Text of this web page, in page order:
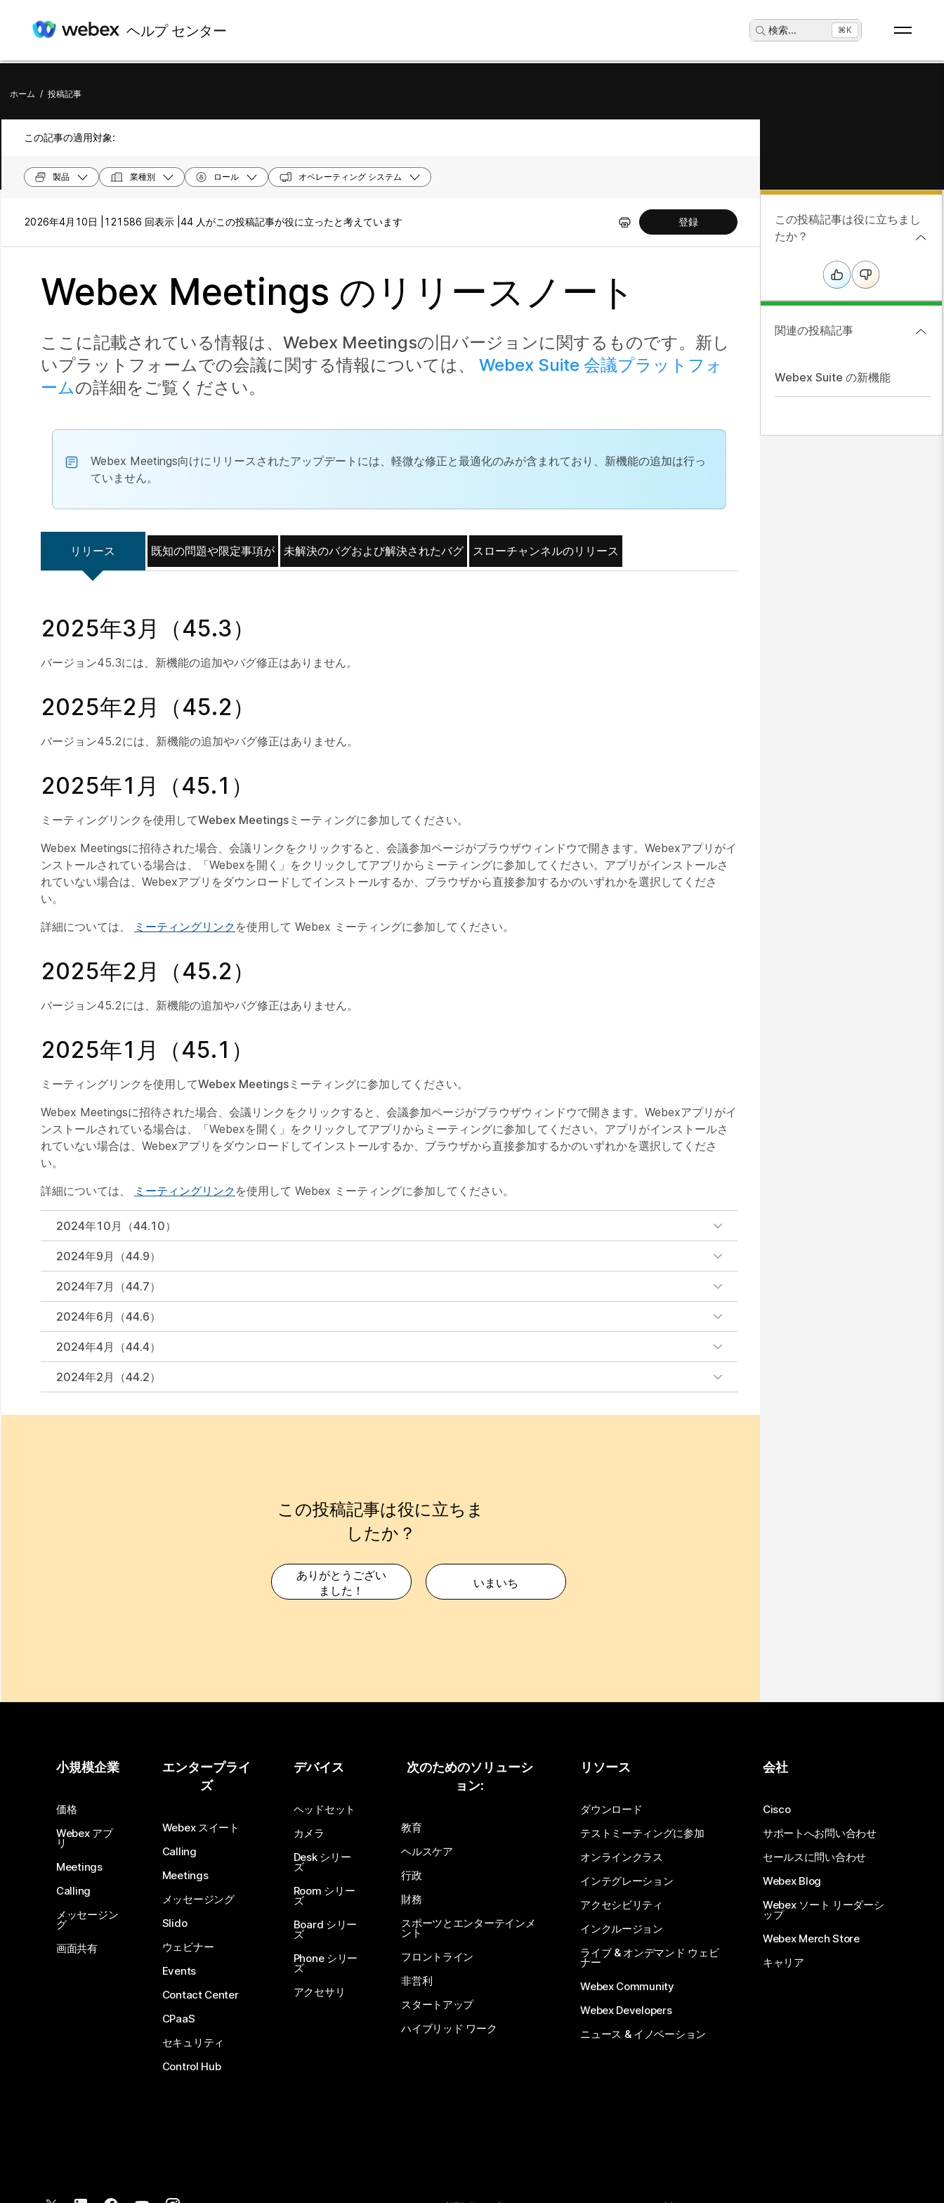
ヘルプ センター 検索... ⌘K
ホーム / 投稿記事
この記事の適用対象:
製品 業種別 ロール オペレーティング システム
2026年4月10日 | 121586 回表示 | 44 人がこの投稿記事が役に立ったと考えています 登録
Webex Meetings のリリースノート
ここに記載されている情報は、Webex Meetingsの旧バージョンに関するものです。新し
いプラットフォームでの会議に関する情報については、 Webex Suite 会議プラットフォ
ームの詳細をご覧ください。
Webex Meetings向けにリリースされたアップデートには、軽微な修正と最適化のみが含まれており、新機能の追加は行っ
ていません。
リリース 既知の問題や限定事項が 未解決のバグおよび解決されたバグ スローチャンネルのリリース
2025年3月（45.3）
バージョン45.3には、新機能の追加やバグ修正はありません。
2025年2月（45.2）
バージョン45.2には、新機能の追加やバグ修正はありません。
2025年1月（45.1）
ミーティングリンクを使用してWebex Meetingsミーティングに参加してください。
Webex Meetingsに招待された場合、会議リンクをクリックすると、会議参加ページがブラウザウィンドウで開きます。Webexアプリがイ
ンストールされている場合は、「Webexを開く」をクリックしてアプリからミーティングに参加してください。アプリがインストールさ
れていない場合は、Webexアプリをダウンロードしてインストールするか、ブラウザから直接参加するかのいずれかを選択してくださ
い。
詳細については、
ミーティングリンク を使用して Webex ミーティングに参加してください。
2025年2月（45.2）
バージョン45.2には、新機能の追加やバグ修正はありません。
2025年1月（45.1）
ミーティングリンクを使用してWebex Meetingsミーティングに参加してください。
Webex Meetingsに招待された場合、会議リンクをクリックすると、会議参加ページがブラウザウィンドウで開きます。Webexアプリがイ
ンストールされている場合は、「Webexを開く」をクリックしてアプリからミーティングに参加してください。アプリがインストールさ
れていない場合は、Webexアプリをダウンロードしてインストールするか、ブラウザから直接参加するかのいずれかを選択してくださ
い。
詳細については、
ミーティングリンク を使用して Webex ミーティングに参加してください。
2024年10月（44.10）
2024年9月（44.9）
2024年7月（44.7）
2024年6月（44.6）
2024年4月（44.4）
2024年2月（44.2）
この投稿記事は役に立ちま
したか？
ありがとうござい
ました！
いまいち
この投稿記事は役に立ちまし
たか？
関連の投稿記事
Webex Suite の新機能
小規模企業
価格
Webex アプ
リ
Meetings
Calling
メッセージン
グ
画面共有
エンタープライ
ズ
Webex スイート
Calling
Meetings
メッセージング
Slido
ウェビナー
Events
Contact Center
CPaaS
セキュリティ
Control Hub
デバイス
ヘッドセット
カメラ
Desk シリー
ズ
Room シリー
ズ
Board シリー
ズ
Phone シリー
ズ
アクセサリ
次のためのソリューシ
ョン:
教育
ヘルスケア
行政
財務
スポーツとエンターテインメ
ント
フロントライン
非営利
スタートアップ
ハイブリッド ワーク
リソース
ダウンロード
テストミーティングに参加
オンラインクラス
インテグレーション
アクセシビリティ
インクルージョン
ライブ & オンデマンド ウェビ
ナー
Webex Community
Webex Developers
ニュース & イノベーション
会社
Cisco
サポートへお問い合わせ
セールスに問い合わせ
Webex Blog
Webex ソート リーダーシ
ップ
Webex Merch Store
キャリア